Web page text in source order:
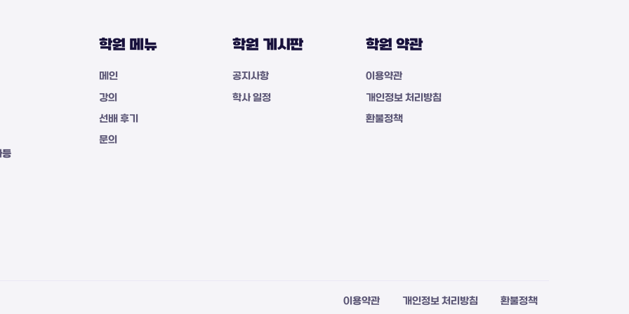
등
학원 메뉴
메인
강의
선배 후기
문의
학원 게시판
공지사항
학사 일정
학원 약관
이용약관
개인정보 처리방침
환불정책
이용약관 개인정보 처리방침 환불정책